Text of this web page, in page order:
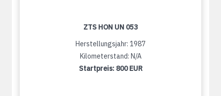
ZTS HON UN 053
Herstellungsjahr: 1987
Kilometerstand: N/A
Startpreis: 800 EUR